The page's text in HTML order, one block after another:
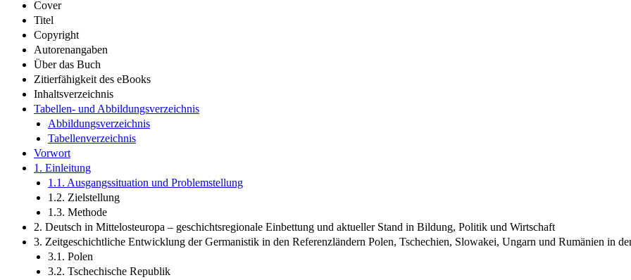
Cover
Titel
Copyright
Autorenangaben
Über das Buch
Zitierfähigkeit des eBooks
Inhaltsverzeichnis
Tabellen- und Abbildungsverzeichnis
Abbildungsverzeichnis
Tabellenverzeichnis
Vorwort
1. Einleitung
1.1. Ausgangssituation und Problemstellung
1.2. Zielstellung
1.3. Methode
2. Deutsch in Mittelosteuropa – geschichtsregionale Einbettung und aktueller Stand in Bildung, Politik und Wirtschaft
3. Zeitgeschichtliche Entwicklung der Germanistik in den Referenzländern Polen, Tschechien, Slowakei, Ungarn und Rumänien in
3.1. Polen
3.2. Tschechische Republik